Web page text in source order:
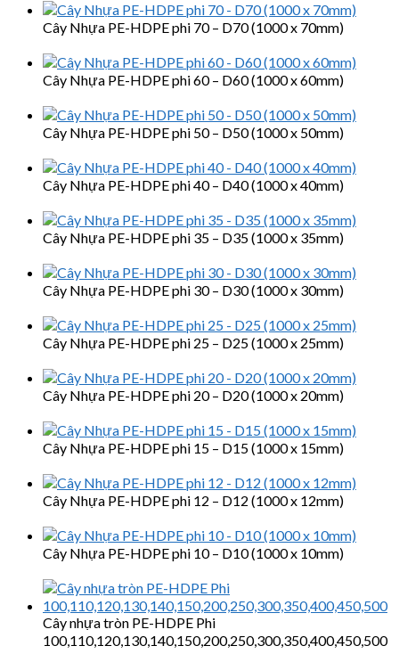
Cây Nhựa PE-HDPE phi 70 – D70 (1000 x 70mm)
Cây Nhựa PE-HDPE phi 60 – D60 (1000 x 60mm)
Cây Nhựa PE-HDPE phi 50 – D50 (1000 x 50mm)
Cây Nhựa PE-HDPE phi 40 – D40 (1000 x 40mm)
Cây Nhựa PE-HDPE phi 35 – D35 (1000 x 35mm)
Cây Nhựa PE-HDPE phi 30 – D30 (1000 x 30mm)
Cây Nhựa PE-HDPE phi 25 – D25 (1000 x 25mm)
Cây Nhựa PE-HDPE phi 20 – D20 (1000 x 20mm)
Cây Nhựa PE-HDPE phi 15 – D15 (1000 x 15mm)
Cây Nhựa PE-HDPE phi 12 – D12 (1000 x 12mm)
Cây Nhựa PE-HDPE phi 10 – D10 (1000 x 10mm)
Cây nhựa tròn PE-HDPE Phi
100,110,120,130,140,150,200,250,300,350,400,450,500